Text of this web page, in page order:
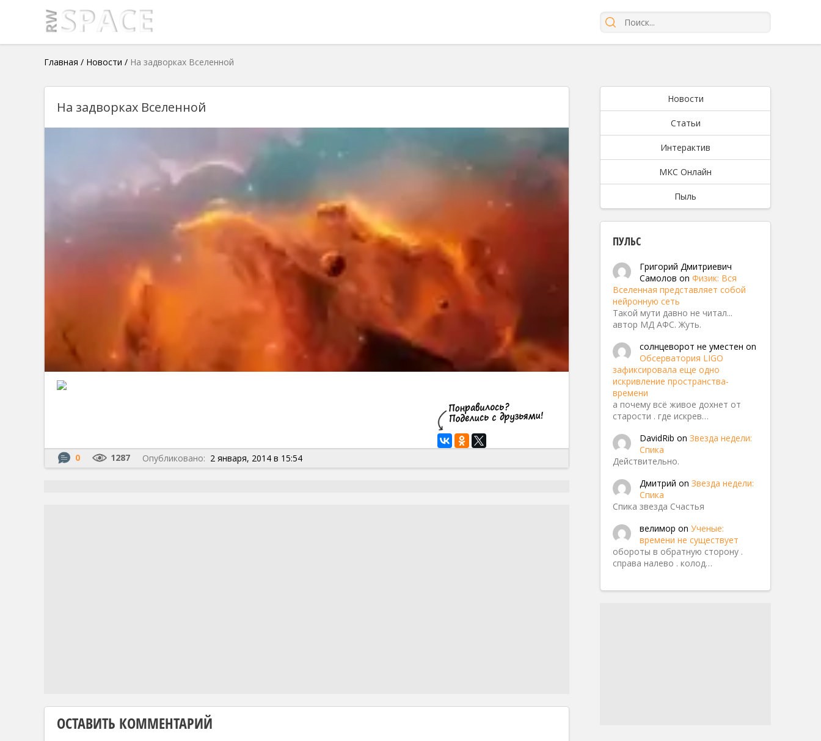
Главная / Новости / На задворках Вселенной
На задворках Вселенной
0 1287 Опубликовано: 2 января, 2014 в 15:54
ОСТАВИТЬ КОММЕНТАРИЙ
Новости
Статьи
Интерактив
МКС Онлайн
Пыль
ПУЛЬС
Григорий Дмитриевич
Самолов on Физик: Вся
Вселенная представляет собой
нейронную сеть
Такой мути давно не читал...
автор МД АФС. Жуть.
солнцеворот не уместен on
Обсерватория LIGO
зафиксировала еще одно
искривление пространства-
времени
а почему всё живое дохнет от
старости . где искрев…
DavidRib on Звезда недели:
Спика
Действительно.
Дмитрий on Звезда недели:
Спика
Спика звезда Счастья
велимор on Ученые:
времени не существует
обороты в обратную сторону .
справа налево . колод…